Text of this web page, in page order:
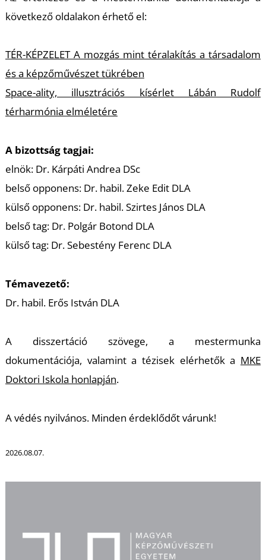
következő oldalakon érhető el:
TÉR-KÉPZELET A mozgás mint téralakítás a társadalom
és a képzőművészet tükrében
Space-ality, illusztrációs kísérlet Lábán Rudolf
térharmónia elméletére
A bizottság tagjai:
elnök: Dr. Kárpáti Andrea DSc
belső opponens: Dr. habil. Zeke Edit DLA
külső opponens: Dr. habil. Szirtes János DLA
belső tag: Dr. Polgár Botond DLA
külső tag: Dr. Sebestény Ferenc DLA
Témavezető:
Dr. habil. Erős István DLA
A disszertáció szövege, a mestermunka
dokumentációja, valamint a tézisek elérhetők a MKE
Doktori Iskola honlapján.
A védés nyilvános. Minden érdeklődőt várunk!
2026.08.07.